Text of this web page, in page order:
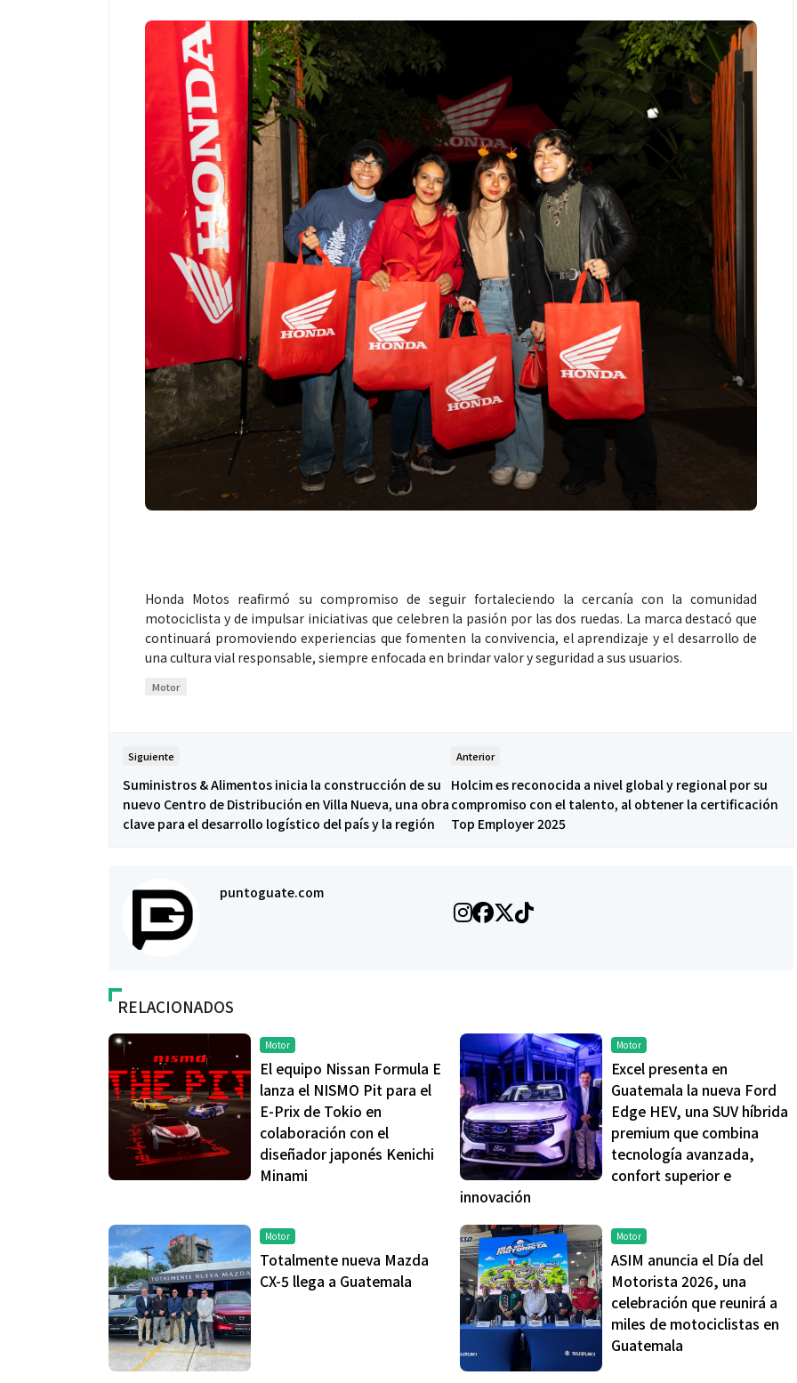
Honda Motos reafirmó su compromiso de seguir fortaleciendo la cercanía con la comunidad
motociclista y de impulsar iniciativas que celebren la pasión por las dos ruedas. La marca destacó que
continuará promoviendo experiencias que fomenten la convivencia, el aprendizaje y el desarrollo de
una cultura vial responsable, siempre enfocada en brindar valor y seguridad a sus usuarios.
Motor
Siguiente
Suministros & Alimentos inicia la construcción de su
nuevo Centro de Distribución en Villa Nueva, una obra
clave para el desarrollo logístico del país y la región
Anterior
Holcim es reconocida a nivel global y regional por su
compromiso con el talento, al obtener la certificación
Top Employer 2025
puntoguate.com
RELACIONADOS
Motor
El equipo Nissan Formula E
lanza el NISMO Pit para el
E-Prix de Tokio en
colaboración con el
diseñador japonés Kenichi
Minami
Motor
Excel presenta en
Guatemala la nueva Ford
Edge HEV, una SUV híbrida
premium que combina
tecnología avanzada,
confort superior e
innovación
Motor
Totalmente nueva Mazda
CX-5 llega a Guatemala
Motor
ASIM anuncia el Día del
Motorista 2026, una
celebración que reunirá a
miles de motociclistas en
Guatemala
Salud
Día Mundial Contra La
alertan sobre los riesgos
Salud
¿Qué comer antes de un partido
de fútbol? La estrategia que
usan los atletas para rendir
mejor
El cuidado de la piel va mucho
más allá del rostro: cada zona
merece una atención específica